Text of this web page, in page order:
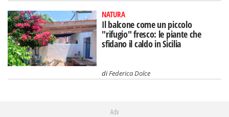
NATURA
Il balcone come un piccolo
"rifugio" fresco: le piante che
sfidano il caldo in Sicilia
diFederica Dolce
Adv